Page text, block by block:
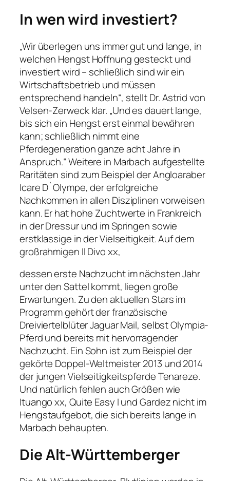
In wen wird investiert?
„Wir überlegen uns immer gut und lange, in
welchen Hengst Hoffnung gesteckt und
investiert wird – schließlich sind wir ein
Wirtschaftsbetrieb und müssen
entsprechend handeln“, stellt Dr. Astrid von
Velsen-Zerweck klar. „Und es dauert lange,
bis sich ein Hengst erst einmal bewähren
kann; schließlich nimmt eine
Pferdegeneration ganze acht Jahre in
Anspruch.“ Weitere in Marbach aufgestellte
Raritäten sind zum Beispiel der Angloaraber
Icare D`Olympe, der erfolgreiche
Nachkommen in allen Disziplinen vorweisen
kann. Er hat hohe Zuchtwerte in Frankreich
in der Dressur und im Springen sowie
erstklassige in der Vielseitigkeit. Auf dem
großrahmigen Il Divo xx,
dessen erste Nachzucht im nächsten Jahr
unter den Sattel kommt, liegen große
Erwartungen. Zu den aktuellen Stars im
Programm gehört der französische
Dreiviertelblüter Jaguar Mail, selbst Olympia-
Pferd und bereits mit hervorragender
Nachzucht. Ein Sohn ist zum Beispiel der
gekörte Doppel-Weltmeister 2013 und 2014
der jungen Vielseitigkeitspferde Tenareze.
Und natürlich fehlen auch Größen wie
Ituango xx, Quite Easy I und Gardez nicht im
Hengstaufgebot, die sich bereits lange in
Marbach behaupten.
Die Alt-Württemberger